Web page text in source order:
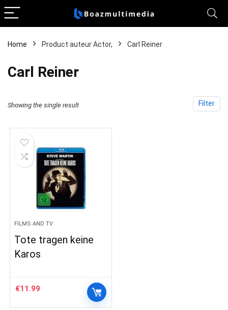
Home Product auteur Actor, Carl Reiner
Carl Reiner
Filter
Showing the single result
FILMS AND TV
Tote tragen keine
Karos
€11.99